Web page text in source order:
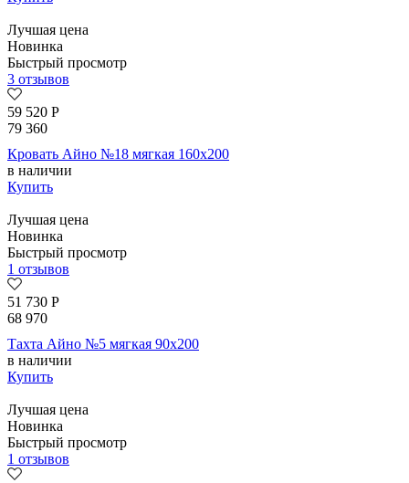
Лучшая цена
Новинка
Быстрый просмотр
3 отзывов
59 520 Р
79 360
Кровать Айно №18 мягкая 160х200
в наличии
Купить
Лучшая цена
Новинка
Быстрый просмотр
1 отзывов
51 730 Р
68 970
Тахта Айно №5 мягкая 90х200
в наличии
Купить
Лучшая цена
Новинка
Быстрый просмотр
1 отзывов